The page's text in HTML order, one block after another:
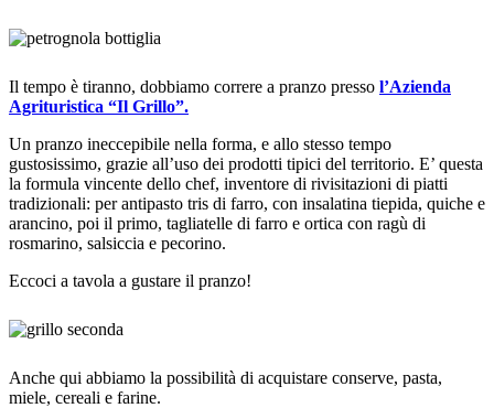
Il tempo è tiranno, dobbiamo correre a pranzo presso l’Azienda
Agrituristica “Il Grillo”.
Un pranzo ineccepibile nella forma, e allo stesso tempo
gustosissimo, grazie all’uso dei prodotti tipici del territorio. E’ questa
la formula vincente dello chef, inventore di rivisitazioni di piatti
tradizionali: per antipasto tris di farro, con insalatina tiepida, quiche e
arancino, poi il primo, tagliatelle di farro e ortica con ragù di
rosmarino, salsiccia e pecorino.
Eccoci a tavola a gustare il pranzo!
Anche qui abbiamo la possibilità di acquistare conserve, pasta,
miele, cereali e farine.